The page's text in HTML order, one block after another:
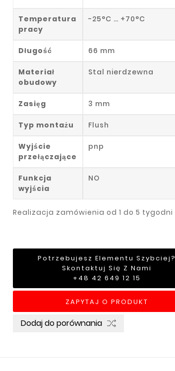
Temperatura
pracy
-25°C … +70°C
Długość 66 mm
Materiał
obudowy
Stal nierdzewna
Zasięg 3 mm
Typ montażu Flush
Wyjście
przełączające
pnp
Funkcja
wyjścia
NO
Realizacja zamówienia od 1 do 5 tygodni
Potrzebujesz Elementu Szybciej?
Skontaktuj Się Z Nami
+48 42 649 12 15
ZAPYTAJ O PRODUKT
Dodaj do porównania